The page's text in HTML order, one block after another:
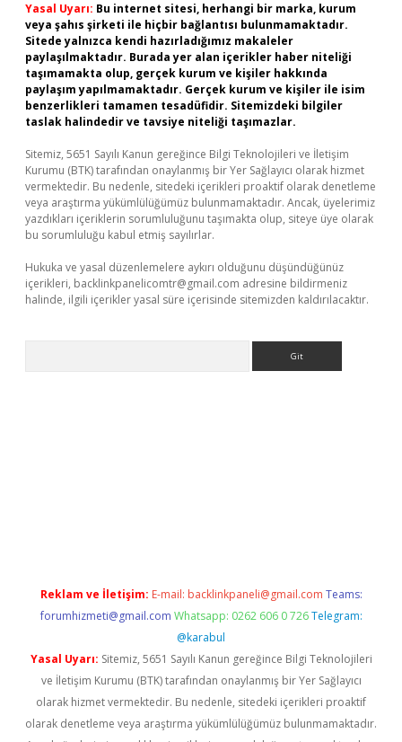
Yasal Uyarı: Bu internet sitesi, herhangi bir marka, kurum
veya şahıs şirketi ile hiçbir bağlantısı bulunmamaktadır.
Sitede yalnızca kendi hazırladığımız makaleler
paylaşılmaktadır. Burada yer alan içerikler haber niteliği
taşımamakta olup, gerçek kurum ve kişiler hakkında
paylaşım yapılmamaktadır. Gerçek kurum ve kişiler ile isim
benzerlikleri tamamen tesadüfidir. Sitemizdeki bilgiler
taslak halindedir ve tavsiye niteliği taşımazlar.
Sitemiz, 5651 Sayılı Kanun gereğince Bilgi Teknolojileri ve İletişim
Kurumu (BTK) tarafından onaylanmış bir Yer Sağlayıcı olarak hizmet
vermektedir. Bu nedenle, sitedeki içerikleri proaktif olarak denetleme
veya araştırma yükümlülüğümüz bulunmamaktadır. Ancak, üyelerimiz
yazdıkları içeriklerin sorumluluğunu taşımakta olup, siteye üye olarak
bu sorumluluğu kabul etmiş sayılırlar.
Hukuka ve yasal düzenlemelere aykırı olduğunu düşündüğünüz
içerikleri, backlinkpanelicomtr@gmail.com adresine bildirmeniz
halinde, ilgili içerikler yasal süre içerisinde sitemizden kaldırılacaktır.
Reklam ve İletişim: E-mail: backlinkpaneli@gmail.com Teams:
forumhizmeti@gmail.com Whatsapp: 0262 606 0 726 Telegram:
@karabul
Yasal Uyarı: Sitemiz, 5651 Sayılı Kanun gereğince Bilgi Teknolojileri
ve İletişim Kurumu (BTK) tarafından onaylanmış bir Yer Sağlayıcı
olarak hizmet vermektedir. Bu nedenle, sitedeki içerikleri proaktif
olarak denetleme veya araştırma yükümlülüğümüz bulunmamaktadır.